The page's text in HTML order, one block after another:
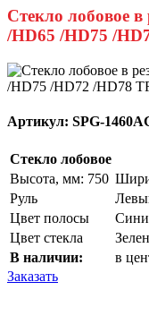
Стекло лобовое
/HD65 /HD75 /
Артикул: SPG-
Стекло лобовое
Высота, мм: 750
Руль
Цвет полосы
Цвет стекла
В наличии:
в
Заказать